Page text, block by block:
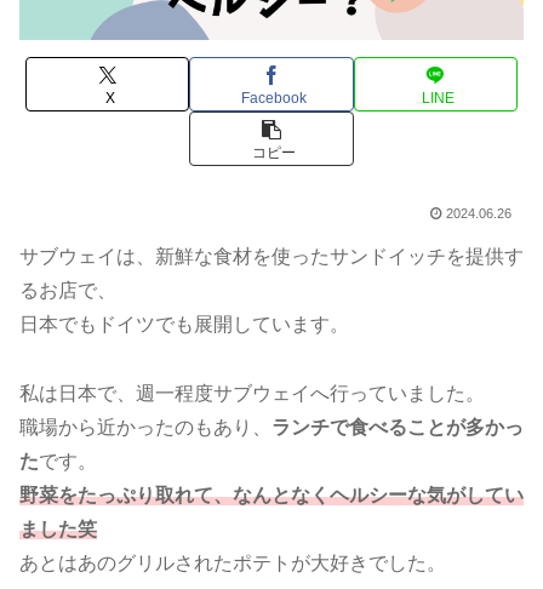
X Facebook LINE
コピー
2024.06.26
サブウェイは、新鮮な食材を使ったサンドイッチを提供す
るお店で、
日本でもドイツでも展開しています。
私は日本で、週一程度サブウェイへ行っていました。
職場から近かったのもあり、 ランチで食べることが多かっ
たです。
野菜をたっぷり取れて、なんとなくヘルシーな気がしてい
ました笑
あとはあのグリルされたポテトが大好きでした。